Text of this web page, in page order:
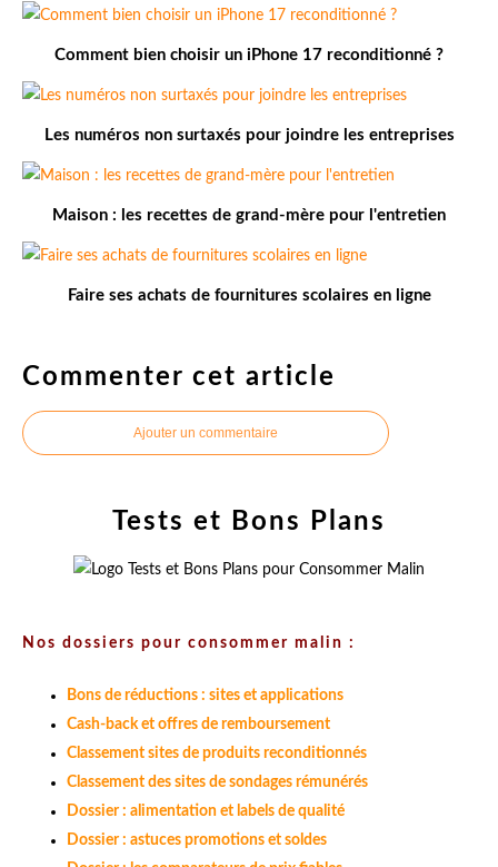
Comment bien choisir un iPhone 17 reconditionné ?
Les numéros non surtaxés pour joindre les entreprises
Maison : les recettes de grand-mère pour l'entretien
Faire ses achats de fournitures scolaires en ligne
Commenter cet article
Ajouter un commentaire
Tests et Bons Plans
Nos dossiers pour consommer malin :
Bons de réductions : sites et applications
Cash-back et offres de remboursement
Classement sites de produits reconditionnés
Classement des sites de sondages rémunérés
Dossier : alimentation et labels de qualité
Dossier : astuces promotions et soldes